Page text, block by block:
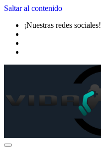
Saltar al contenido
¡Nuestras redes sociales!